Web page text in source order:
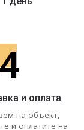
4
и оплата
на объект,
и оплатите на